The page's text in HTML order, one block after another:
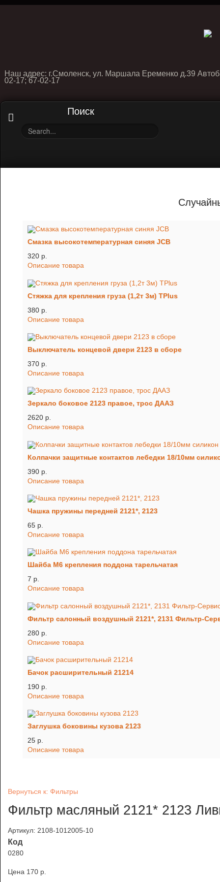
Наш адрес: г.Смоленск, ул. Маршала Еременко д.39
02-17; 67-02-17
Поиск
Смазка высокотемпературная синяя JCB
320 p.
Описание товара
Стяжка для крепления груза (1,2т 3м) TРlus
380 p.
Описание товара
Выключатель концевой двери 2123 в сборе
370 p.
Описание товара
Зеркало боковое 2123 правое, трос ДААЗ
2620 p.
Описание товара
Колпачки защитные контактов лебедки 18/10мм
390 p.
Описание товара
Чашка пружины передней 2121*, 2123
65 p.
Описание товара
Шайба М6 крепления поддона тарельчатая
7 p.
Описание товара
Фильтр салонный воздушный 2121*, 2131 Фильтр-
280 p.
Описание товара
Бачок расширительный 21214
190 p.
Описание товара
Заглушка боковины кузова 2123
25 p.
Описание товара
Вернуться к: Фильтры
Фильтр масляный 2121* 2123
Артикул: 2108-1012005-10
Код
0280
Цена 170 p.